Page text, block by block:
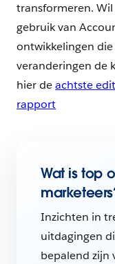
transformeren.
gebruik van
ontwikkelingen
veranderingen de
hier deachtste
rapport
Wat is top
Inzichten in
uitdagingen
bepalend zijn